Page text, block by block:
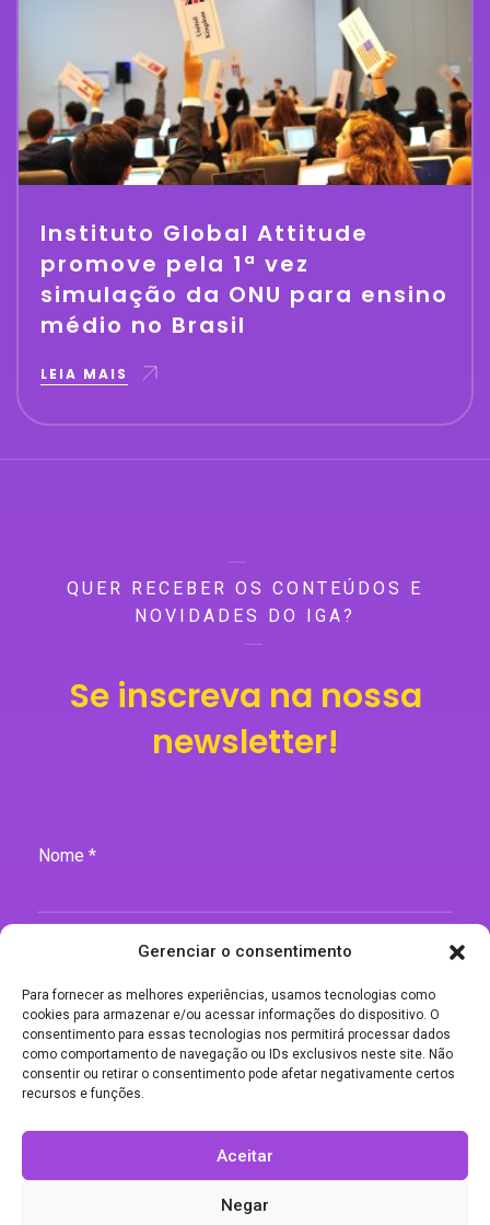
Gerenciar o consentimento
Para fornecer as melhores experiências, usamos tecnologias como
cookies para armazenar e/ou acessar informações do dispositivo. O
consentimento para essas tecnologias nos permitirá processar dados
como comportamento de navegação ou IDs exclusivos neste site. Não
consentir ou retirar o consentimento pode afetar negativamente certos
recursos e funções.
Aceitar
Negar
Instituto Global Attitude
promove pela 1ª vez
simulação da ONU para ensino
médio no Brasil
LEIA MAIS
QUER RECEBER OS CONTEÚDOS E
NOVIDADES DO IGA?
Se inscreva na nossa
newsletter!
Nome *
ENVIAR